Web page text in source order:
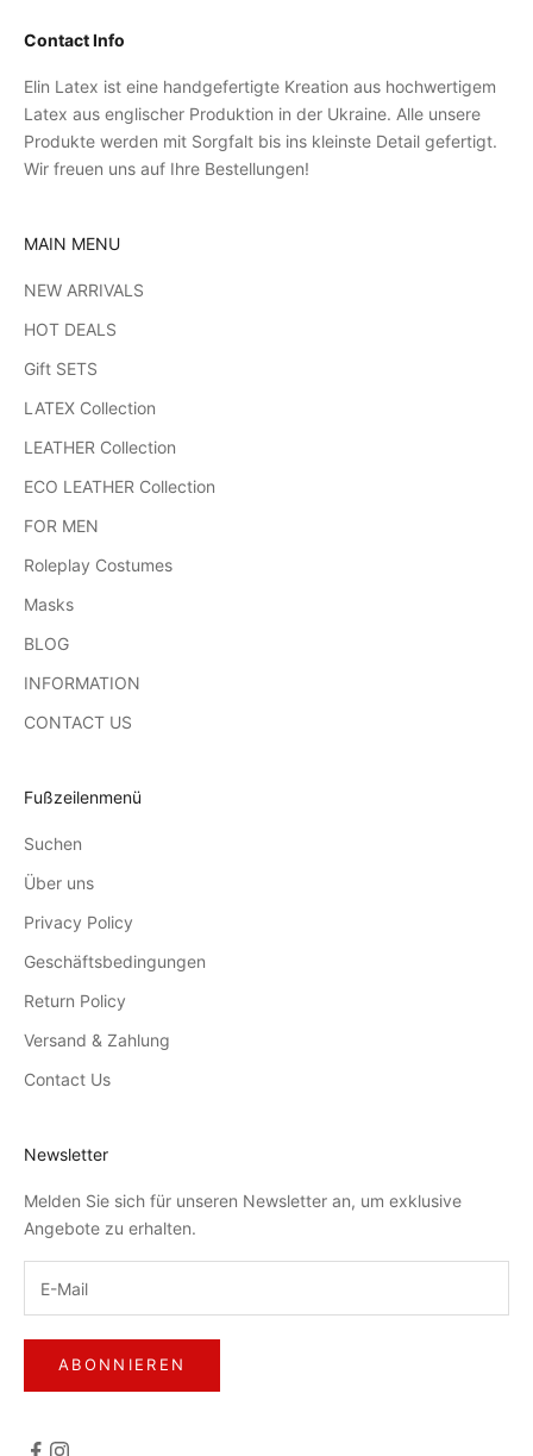
Contact Info
Elin Latex ist eine handgefertigte Kreation aus hochwertigem
Latex aus englischer Produktion in der Ukraine. Alle unsere
Produkte werden mit Sorgfalt bis ins kleinste Detail gefertigt.
Wir freuen uns auf Ihre Bestellungen!
MAIN MENU
NEW ARRIVALS
HOT DEALS
Gift SETS
LATEX Collection
LEATHER Collection
ECO LEATHER Collection
FOR MEN
Roleplay Costumes
Masks
BLOG
INFORMATION
CONTACT US
Fußzeilenmenü
Suchen
Über uns
Privacy Policy
Geschäftsbedingungen
Return Policy
Versand & Zahlung
Contact Us
Newsletter
Melden Sie sich für unseren Newsletter an, um exklusive
Angebote zu erhalten.
ABONNIEREN